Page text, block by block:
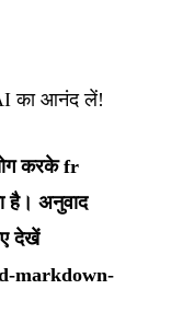
का आनंद लें!
करके fr
है। अनुवाद
देखें
markdown-